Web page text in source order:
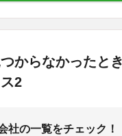
からなかったと
2
社の一覧をチェック！